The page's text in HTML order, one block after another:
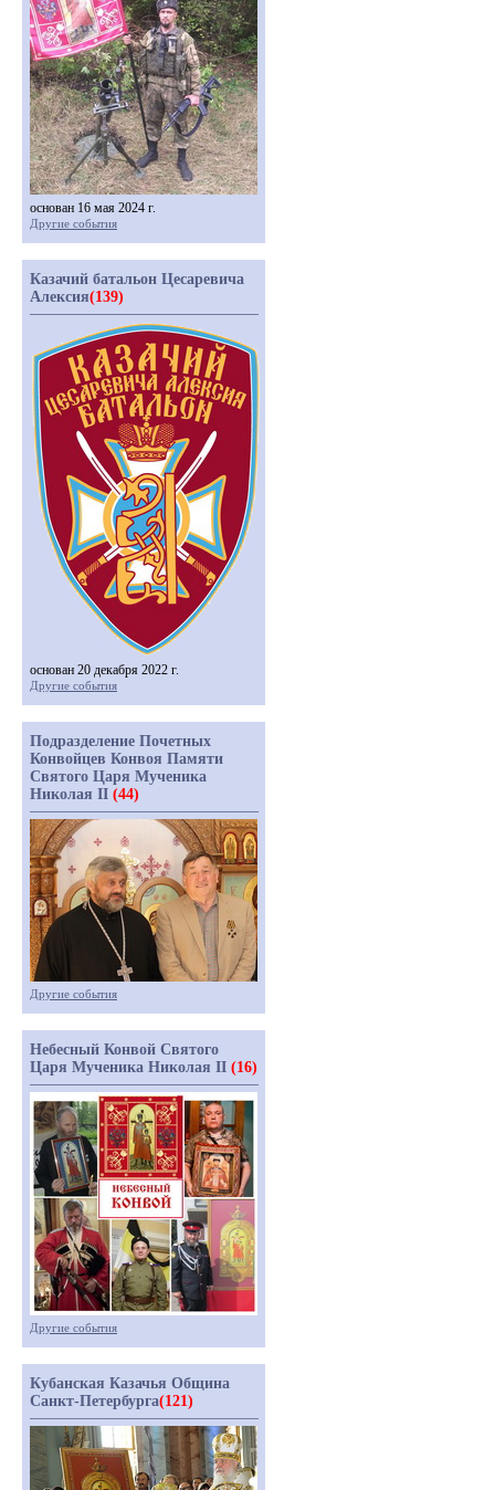
основан 16 мая 2024 г.
Другие события
Казачий батальон Цесаревича
Алексия(139)
основан 20 декабря 2022 г.
Другие события
Подразделение Почетных
Конвойцев Конвоя Памяти
Святого Царя Мученика
Николая II (44)
Другие события
Небесный Конвой Святого
Царя Мученика Николая II (16)
Другие события
Кубанская Казачья Община
Санкт-Петербурга(121)